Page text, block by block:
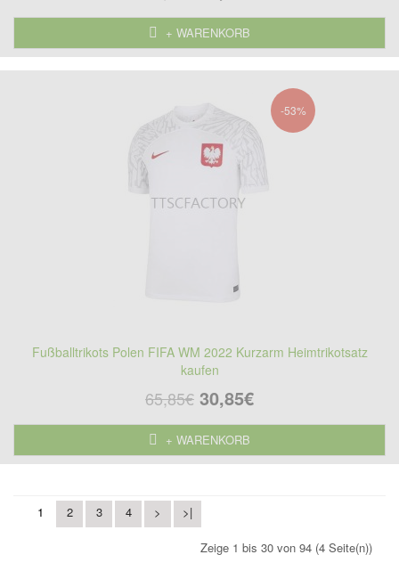
+ WARENKORB
-53%
Fußballtrikots Polen FIFA WM 2022 Kurzarm Heimtrikotsatz
kaufen
65,85€ 30,85€
+ WARENKORB
1 2 3 4 > >|
Zeige 1 bis 30 von 94 (4 Seite(n))